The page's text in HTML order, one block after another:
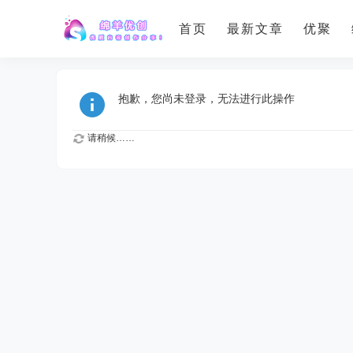
首页 最新文章 优聚
抱歉，您尚未登录，无法进行此操作
请稍候……